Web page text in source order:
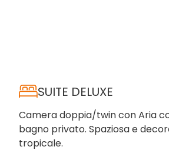
SUITE DELUXE
Camera doppia/twin con Aria
bagno privato. Spaziosa e
tropicale.